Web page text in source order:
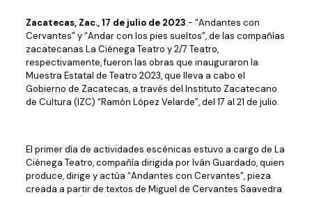
Zacatecas, Zac., 17 de julio de 2023.- “Andantes con
Cervantes” y “Andar con los pies sueltos”, de las compañías
zacatecanas La Ciénega Teatro y 2/7 Teatro,
respectivamente, fueron las obras que inauguraron la
Muestra Estatal de Teatro 2023, que lleva a cabo el
Gobierno de Zacatecas, a través del Instituto Zacatecano
de Cultura (IZC) “Ramón López Velarde”, del 17 al 21 de julio.
El primer día de actividades escénicas estuvo a cargo de La
Ciénega Teatro, compañía dirigida por Iván Guardado, quien
produce, dirige y actúa “Andantes con Cervantes”, pieza
creada a partir de textos de Miguel de Cervantes Saavedra